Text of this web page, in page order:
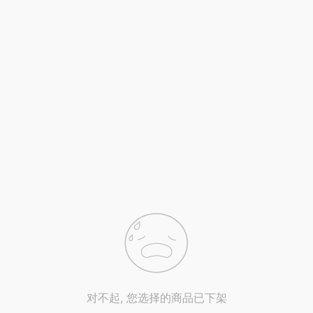
对不起, 您选择的商品已下架